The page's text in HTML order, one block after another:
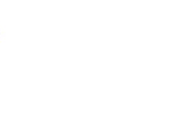
w nowej karcie